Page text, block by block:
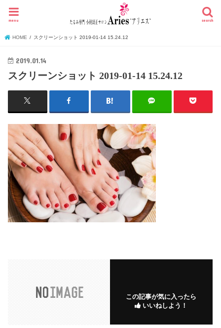
search
menu
HOME スクリーンショット 2019-01-14 15.24.12
2019.01.14
スクリーンショット 2019-01-14 15.24.12
この記事が気に入ったら
いいねしよう！